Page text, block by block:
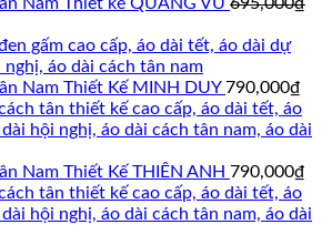
Nam Thiết Kế MINH DUY 790,000₫
Nam Thiết Kế THIÊN ANH 790,000₫